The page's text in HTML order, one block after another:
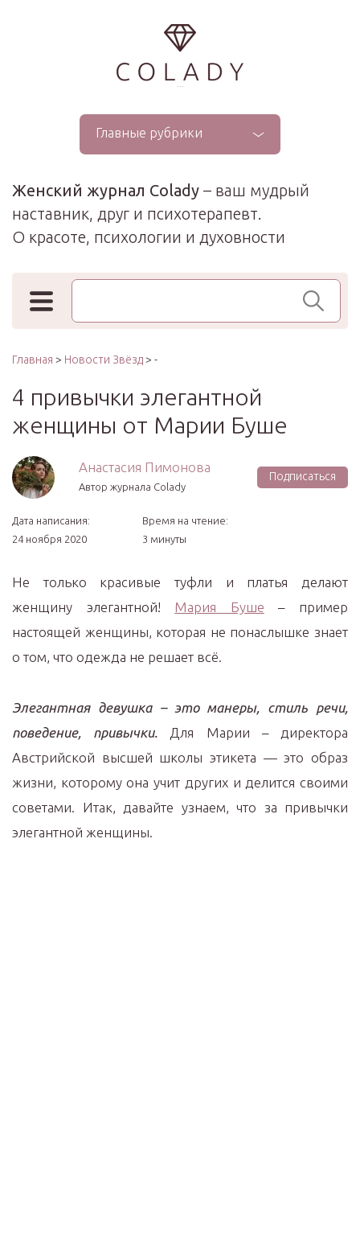
...
Главные рубрики
Женский журнал Colady – ваш мудрый
наставник, друг и психотерапевт.
О красоте, психологии и духовности
Поиск по сайту
Главная > Новости Звёзд> -
4 привычки элегантной
женщины от Марии Буше
Анастасия Пимонова
Автор журнала Colady
Подписаться
Дата написания:
24 ноября 2020
Время на чтение:
3 минуты
Не только красивые туфли и платья делают
женщину элегантной! Мария Буше – пример
настоящей женщины, которая не понаслышке знает
о том, что одежда не решает всё.
Элегантная девушка – это манеры, стиль речи,
поведение, привычки. Для Марии – директора
Австрийской высшей школы этикета — это образ
жизни, которому она учит других и делится своими
советами. Итак, давайте узнаем, что за привычки
элегантной женщины.